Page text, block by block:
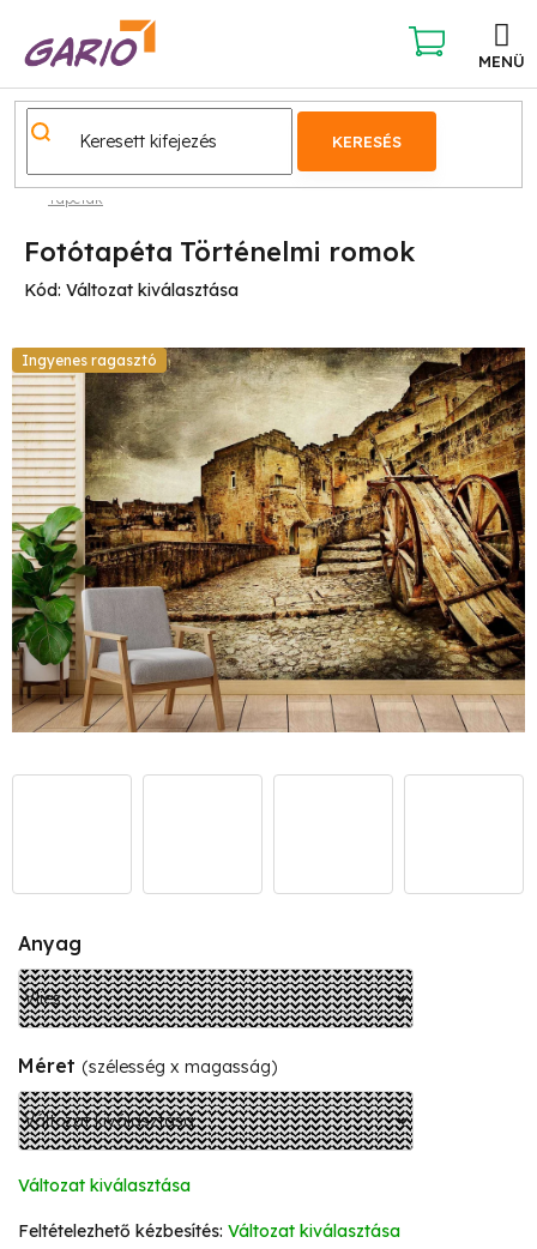
KERESÉS
KOSÁR
Tapéták
Fotótapéta Történelmi romok
Kód: Változat kiválasztása
Ingyenes ragasztó
Anyag
Méret (szélesség x magasság)
Változat kiválasztása
Változat kiválasztása